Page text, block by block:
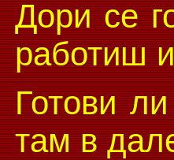
Дори се
работиш
Готови
там в